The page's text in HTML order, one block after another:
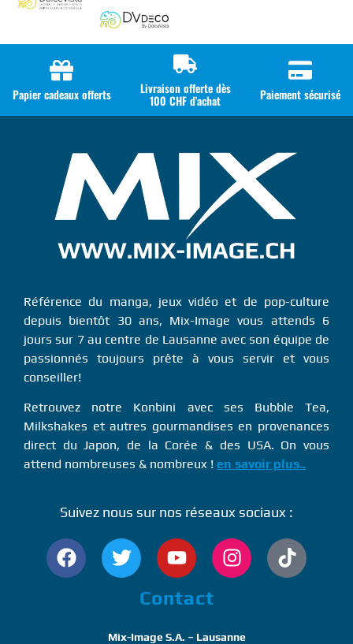
Papier cadeaux offerts Livraison offerte dès
100 CHF d'achat Paiement sécurisé
Référence du manga, jeux vidéo et de pop-culture
depuis bientôt 30 ans, Mix-Image vous attends 6
jours sur 7 au centre de Lausanne avec son équipe de
passionnés toujours prête à vous servir et vous
conseiller!
Retrouvez notre Konbini avec ses Bubble Tea,
Milkshakes et autres gourmandises en provenances
direct du Japon, de la Corée & des USA. On vous
attend nombreuses & nombreux ! en savoir plus..
Suivez nous sur nos réseaux sociaux :
Contact
Mix-Image S.A. – Lausanne